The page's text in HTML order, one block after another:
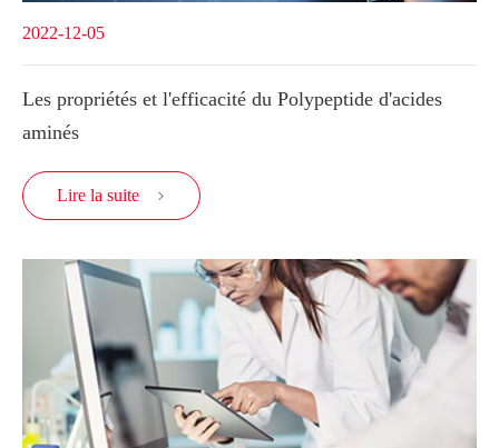
2022-12-05
Les propriétés et l'efficacité du Polypeptide d'acides
aminés
Lire la suite 